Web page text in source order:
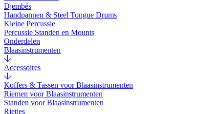
Djembés
Handpannen & Steel Tongue Drums
Kleine Percussie
Percussie Standen en Mounts
Onderdelen
Blaasinstrumenten
Accessoires
Koffers & Tassen voor Blaasinstrumenten
Riemen voor Blaasinstrumenten
Standen voor Blaasinstrumenten
Rietjes